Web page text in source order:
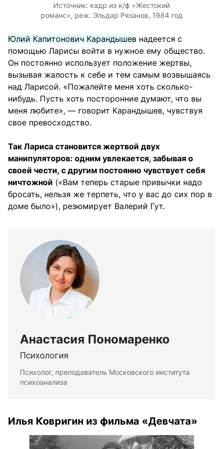
Источник: кадр из к/ф «Жестокий
романс», реж. Эльдар Рязанов, 1984 год
Юлий Капитонович Карандышев надеется с
помощью Ларисы войти в нужное ему общество.
Он постоянно использует положение жертвы,
вызывая жалость к себе и тем самым возвышаясь
над Ларисой. «Пожалейте меня хоть сколько-
нибудь. Пусть хоть посторонние думают, что вы
меня любите», — говорит Карандышев, чувствуя
свое превосходство.
Так Лариса становится жертвой двух
манипуляторов: одним увлекается, забывая о
своей чести, с другим постоянно чувствует себя
ничтожной («Вам теперь старые привычки надо
бросать, нельзя же терпеть, что у вас до сих пор в
доме было»), резюмирует Валерий Гут.
Анастасия Пономаренко
Психология
Психолог, преподаватель Московского института
психоанализа
Илья Ковригин из фильма «Девчата»